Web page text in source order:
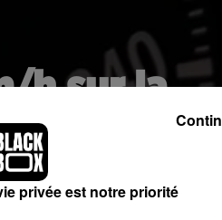
h sur la
excès de vitesse.
privée est notre priorité